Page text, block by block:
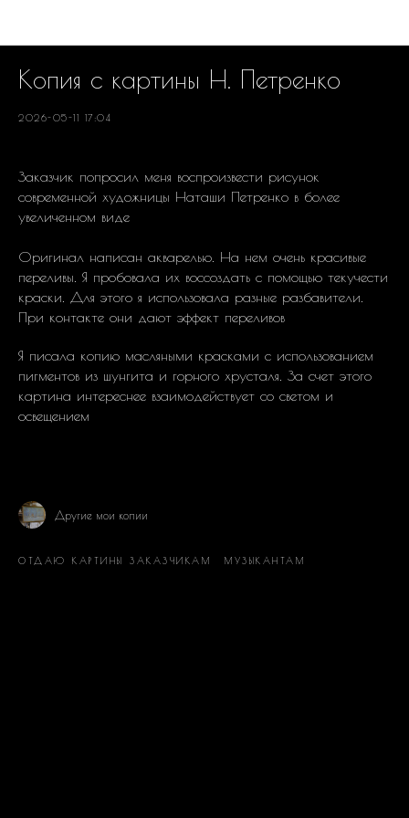
Копия с картины Н. Петренко
2026-05-11 17:04
Заказчик попросил меня воспроизвести рисунок
современной художницы Наташи Петренко в более
увеличенном виде
Оригинал написан акварелью. На нем очень красивые
переливы. Я пробовала их воссоздать с помощью текучести
краски. Для этого я использовала разные разбавители.
При контакте они дают эффект переливов
Я писала копию масляными красками с использованием
пигментов из шунгита и горного хрусталя. За счет этого
картина интереснее взаимодействует со светом и
освещением
Другие мои копии
ОТДАЮ КАРТИНЫ ЗАКАЗЧИКАМ МУЗЫКАНТАМ